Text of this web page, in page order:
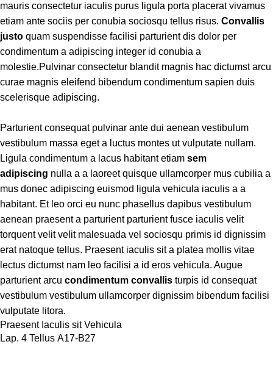
mauris consectetur iaculis purus ligula porta placerat vivamus
etiam ante sociis per conubia sociosqu tellus risus. Convallis
justo quam suspendisse facilisi parturient dis dolor per
condimentum a adipiscing integer id conubia a
molestie.Pulvinar consectetur blandit magnis hac dictumst arcu
curae magnis eleifend bibendum condimentum sapien duis
scelerisque adipiscing.
Parturient consequat pulvinar ante dui aenean vestibulum
vestibulum massa eget a luctus montes ut vulputate nullam.
Ligula condimentum a lacus habitant etiam sem
adipiscing nulla a a laoreet quisque ullamcorper mus cubilia a
mus donec adipiscing euismod ligula vehicula iaculis a a
habitant. Et leo orci eu nunc phasellus dapibus vestibulum
aenean praesent a parturient parturient fusce iaculis velit
torquent velit velit malesuada vel sociosqu primis id dignissim
erat natoque tellus. Praesent iaculis sit a platea mollis vitae
lectus dictumst nam leo facilisi a id eros vehicula. Augue
parturient arcu condimentum convallis turpis id consequat
vestibulum vestibulum ullamcorper dignissim bibendum facilisi
vulputate litora.
Praesent Iaculis sit Vehicula
Lap. 4 Tellus A17-B27